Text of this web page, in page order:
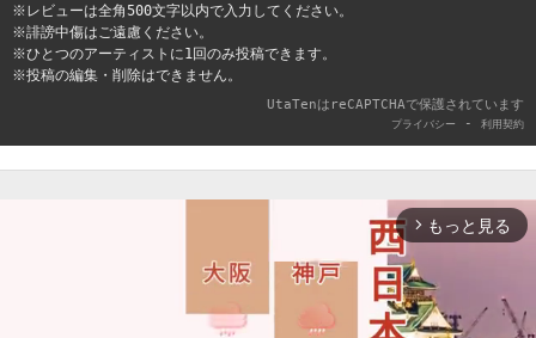
※レビューは全角500文字以内で入力してください。
※誹謗中傷はご遠慮ください。
※ひとつのアーティストに1回のみ投稿できます。
※投稿の編集・削除はできません。
UtaTenはreCAPTCHAで保護されています
プライバシー - 利用契約
arrow_forward_ios もっと見る